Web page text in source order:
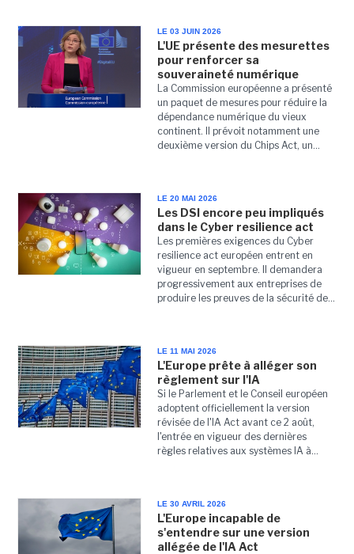
LE 03 JUIN 2026
L'UE présente des mesurettes
pour renforcer sa
souveraineté numérique
La Commission européenne a présenté
un paquet de mesures pour réduire la
dépendance numérique du vieux
continent. Il prévoit notamment une
deuxième version du Chips Act, un...
LE 20 MAI 2026
Les DSI encore peu impliqués
dans le Cyber resilience act
Les premières exigences du Cyber
resilience act européen entrent en
vigueur en septembre. Il demandera
progressivement aux entreprises de
produire les preuves de la sécurité de...
LE 11 MAI 2026
L'Europe prête à alléger son
règlement sur l'IA
Si le Parlement et le Conseil européen
adoptent officiellement la version
révisée de l'IA Act avant ce 2 août,
l'entrée en vigueur des dernières
règles relatives aux systèmes IA à...
LE 30 AVRIL 2026
L'Europe incapable de
s'entendre sur une version
allégée de l'IA Act